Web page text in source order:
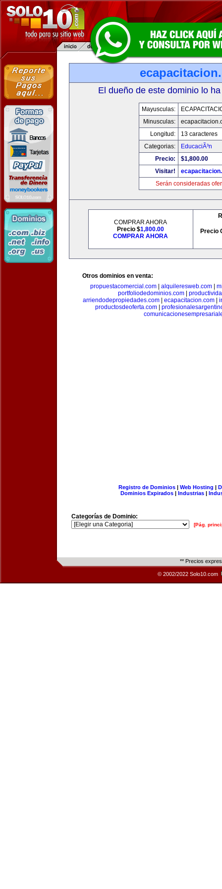
El dueño de este dominio lo
Mayusculas:
Minusculas:
Longitud:
13 caracteres
Categorias:
EducaciÃ³n
Precio:
$1,800.00
Visitar!
Serán consideradas
COMPRAR AHORA
Precio $1,800.00
COMPRAR AHORA
Precio
Otros dominios en venta:
propuestacomercial.com
alquileresweb.com
portfoliodedominios.com
arriendodepropiedades.com| ecapacitacion.com|
productosdeoferta.com|
Registro de Dominios| Web Hosting |
Dominios Expirados | Industrias |
Categorías de Dominio:
[Pág.
** Precios
© 2002/2022 Solo10.com